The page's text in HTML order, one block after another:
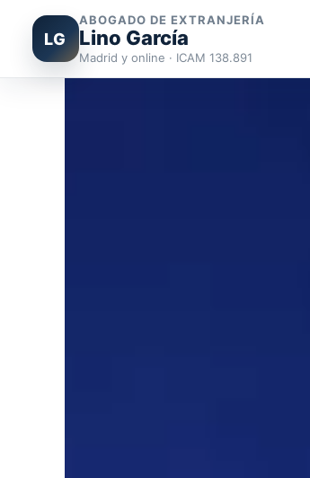
LG
ABOGADO DE EXTRANJERÍA
Lino García
Madrid y online · ICAM 138.891